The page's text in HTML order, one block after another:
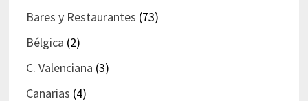
Bares y Restaurantes (73)
Bélgica (2)
C. Valenciana (3)
Canarias (4)